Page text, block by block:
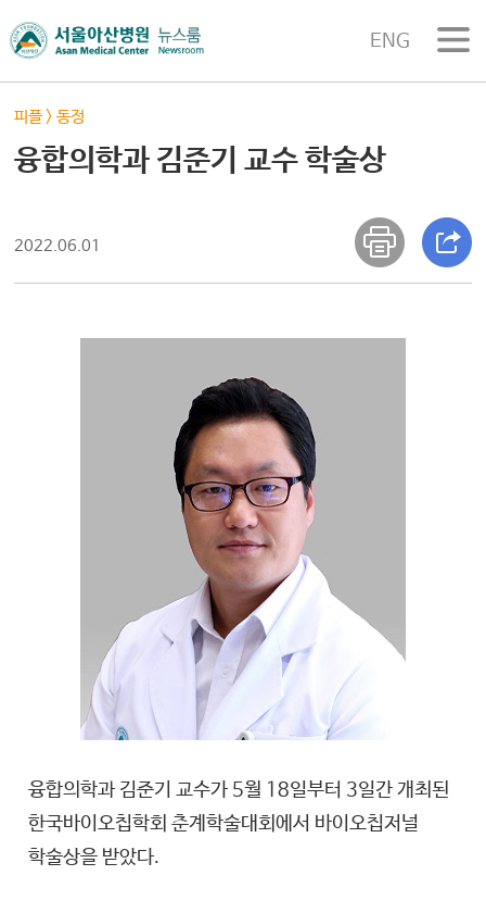
ENG
피플>동정
융합의학과 김준기 교수 학술상
2022.06.01
융합의학과 김준기 교수가 5월 18일부터 3일간 개최된
한국바이오칩학회 춘계학술대회에서 바이오칩저널
학술상을 받았다.